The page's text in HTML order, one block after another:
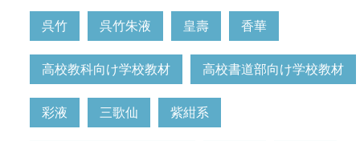
呉竹 呉竹朱液 皇壽 香華
高校教科向け学校教材 高校書道部向け学校教材
彩液 三歌仙 紫紺系